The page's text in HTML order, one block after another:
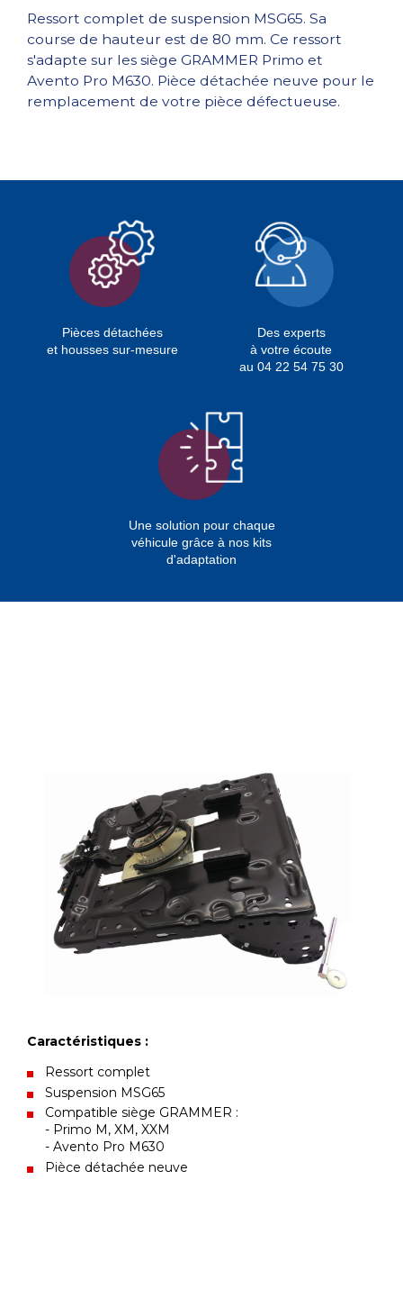
Ressort complet de suspension MSG65. Sa
course de hauteur est de 80 mm. Ce ressort
s'adapte sur les siège GRAMMER Primo et
Avento Pro M630. Pièce détachée neuve pour le
remplacement de votre pièce défectueuse.
Pièces détachées
et housses sur-mesure
Des experts
à votre écoute
au 04 22 54 75 30
Une solution pour chaque
véhicule grâce à nos kits
d'adaptation
Caractéristiques :
Ressort complet
Suspension MSG65
Compatible siège GRAMMER :
- Primo M, XM, XXM
- Avento Pro M630
Pièce détachée neuve